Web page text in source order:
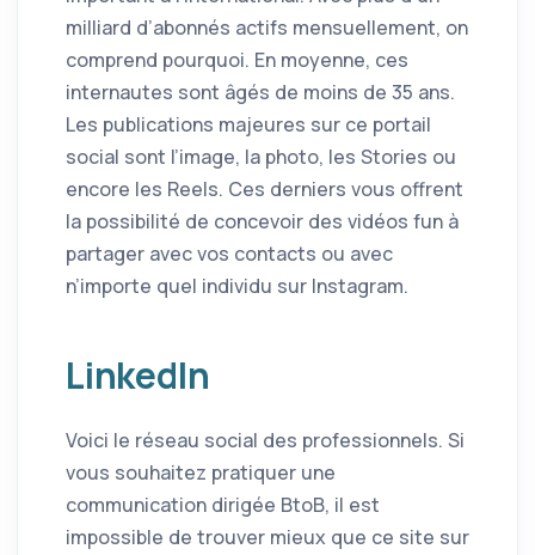
milliard d’abonnés actifs mensuellement, on
comprend pourquoi. En moyenne, ces
internautes sont âgés de moins de 35 ans.
Les publications majeures sur ce portail
social sont l’image, la photo, les Stories ou
encore les Reels. Ces derniers vous offrent
la possibilité de concevoir des vidéos fun à
partager avec vos contacts ou avec
n’importe quel individu sur Instagram.
LinkedIn
Voici le réseau social des professionnels. Si
vous souhaitez pratiquer une
communication dirigée BtoB, il est
impossible de trouver mieux que ce site sur